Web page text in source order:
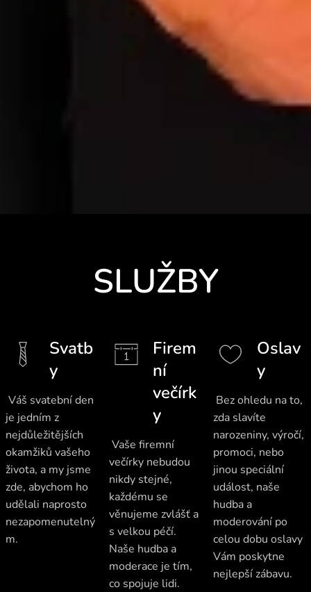
SLUŽBY
Svatb
y
Váš svatební den
je jedním z
nejdůležitějších
okamžiků vašeho
života, a my jsme
zde, abychom ho
udělali naprosto
nezapomenutelný
m.
Firem
ní
večírk
y
Vaše firemní
večírky nebudou
nikdy stejné,
každému se
věnujeme zvlášť a
s velkou péčí.
Naše hudba a
moderace je tím,
co spojuje lidi.
Oslav
y
Bez ohledu na to,
zda slavíte
narozeniny, výročí,
promoci, nebo
jinou speciální
událost, naše
hudba a
moderování po
celou dobu oslavy
Vám poskytne
nejlepší zábavu.